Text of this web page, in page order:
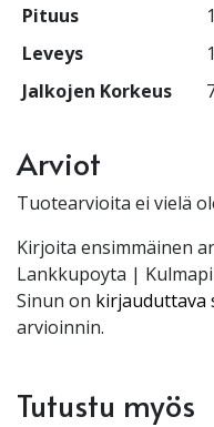
Pituus
Leveys
Jalkojen Korkeus
Arviot
Tuotearvioita ei vielä
Kirjoita ensimmäinen
Lankkupoyta |
Sinun on kirjauduttava
arvioinnin.
Tutustu myös